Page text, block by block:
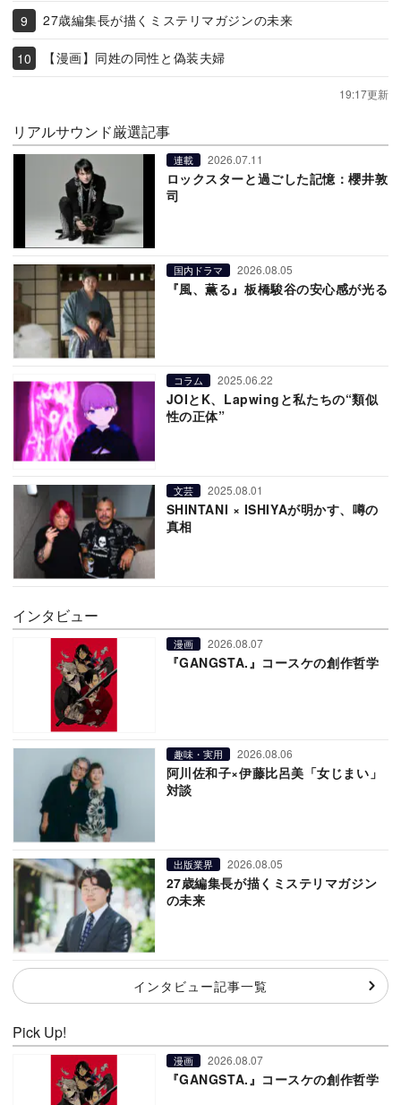
27歳編集長が描くミステリマガジンの未来
【漫画】同姓の同性と偽装夫婦
19:17更新
リアルサウンド厳選記事
連載 2026.07.11
ロックスターと過ごした記憶：櫻井敦
司
国内ドラマ 2026.08.05
『風、薫る』板橋駿谷の安心感が光る
コラム 2025.06.22
JOIとK、Lapwingと私たちの“類似
性の正体”
文芸 2025.08.01
SHINTANI × ISHIYAが明かす、噂の
真相
インタビュー
漫画 2026.08.07
『GANGSTA.』コースケの創作哲学
趣味・実用 2026.08.06
阿川佐和子×伊藤比呂美「女じまい」
対談
出版業界 2026.08.05
27歳編集長が描くミステリマガジン
の未来
インタビュー記事一覧
Pick Up!
漫画 2026.08.07
『GANGSTA.』コースケの創作哲学